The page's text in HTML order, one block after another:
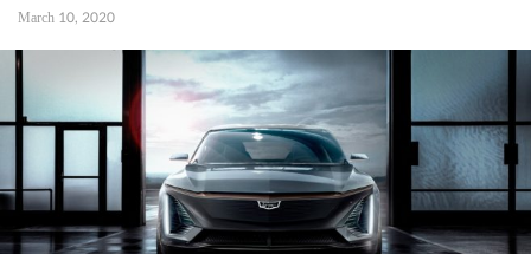
March 10, 2020